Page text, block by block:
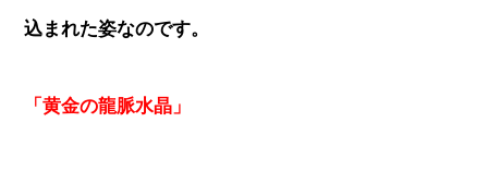
込まれた姿なのです。
「黄金の龍脈水晶」